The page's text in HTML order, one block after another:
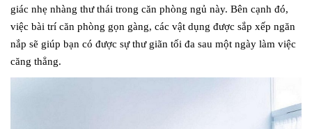
giác nhẹ nhàng thư thái trong căn phòng ngủ này. Bên cạnh đó,
việc bài trí căn phòng gọn gàng, các vật dụng được sắp xếp ngăn
nắp sẽ giúp bạn có được sự thư giãn tối đa sau một ngày làm việc
căng thẳng.